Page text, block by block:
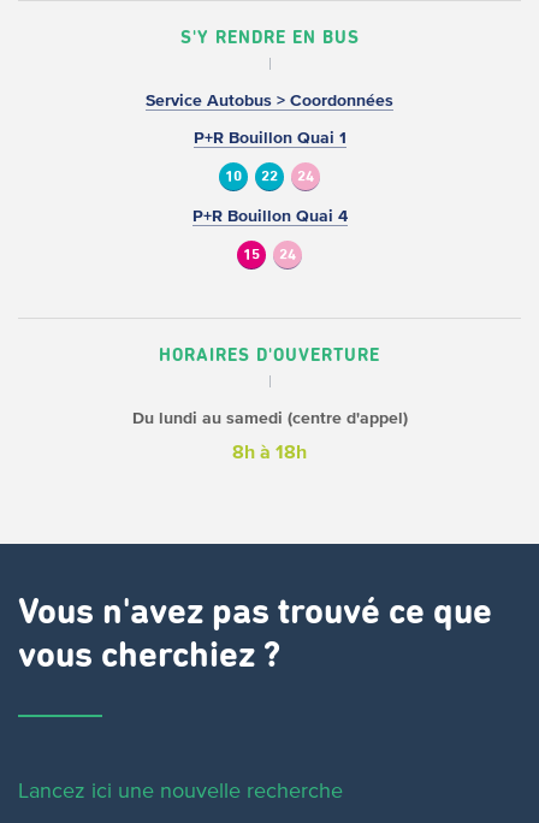
S'Y RENDRE EN BUS
Service Autobus > Coordonnées
P+R Bouillon Quai 1
10 22 24
P+R Bouillon Quai 4
15 24
HORAIRES D'OUVERTURE
Du lundi au samedi (centre d'appel)
8h à 18h
Vous n'avez pas trouvé ce que
vous cherchiez ?
Lancez ici une nouvelle recherche